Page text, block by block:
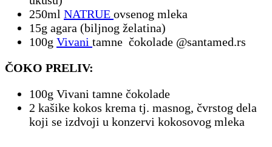
250ml NATRUE ovsenog mleka
15g agara (biljnog želatina)
100g Vivani tamne čokolade @santamed.rs
ČOKO PRELIV:
100g Vivani tamne čokolade
2 kašike kokos krema tj. masnog, čvrstog dela
koji se izdvoji u konzervi kokosovog mleka